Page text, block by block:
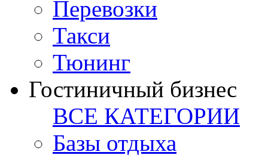
Перевозки
Такси
Тюнинг
Гостиничный бизнес
ВСЕ КАТЕГОРИИ
Базы отдыха